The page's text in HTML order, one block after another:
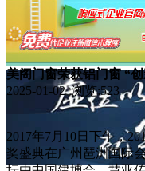
美阁门窗荣获铝门窗 “
2025-01-02 浏览:523
2017年7月10日下午，
奖盛典在广州琶洲国际